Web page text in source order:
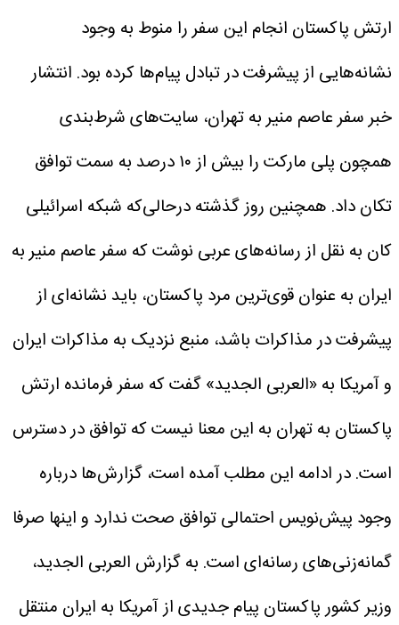
ارتش پاکستان انجام این سفر را منوط به وجود
نشانه‌هایی از پیشرفت در تبادل پیام‌ها کرده بود. انتشار
خبر سفر عاصم منیر به تهران، سایت‌های شرط‌بندی
همچون پلی مارکت را بیش از ۱۰ درصد به سمت توافق
تکان داد. همچنین روز گذشته درحالی‌که شبکه اسرائیلی
کان به نقل از رسانه‌های عربی نوشت که سفر عاصم منیر به
ایران به عنوان قوی‌ترین مرد پاکستان، باید نشانه‌ای از
پیشرفت در مذاکرات باشد، منبع نزدیک به مذاکرات ایران
و آمریکا به «العربی الجدید» گفت که سفر فرمانده ارتش
پاکستان به تهران به این معنا نیست که توافق در دسترس
است. در ادامه این مطلب آمده است، گزارش‌ها درباره
وجود پیش‌نویس احتمالی توافق صحت ندارد و اینها صرفا
گمانه‌زنی‌های رسانه‌ای است. به گزارش العربی الجدید،
وزیر کشور پاکستان پیام جدیدی از آمریکا به ایران منتقل